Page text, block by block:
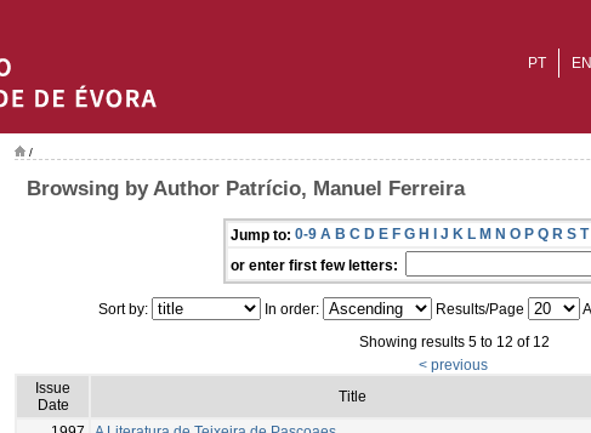
EN
PT
/
Browsing by Author Patrício, Manuel Ferreira
Jump to: 0-9 A B C D E F G H I J K L M N O P Q R S T
or enter first few letters:
Sort by: In order: Results/Page
Showing results 5 to 12 of 12
< previous
Issue
Date
Title